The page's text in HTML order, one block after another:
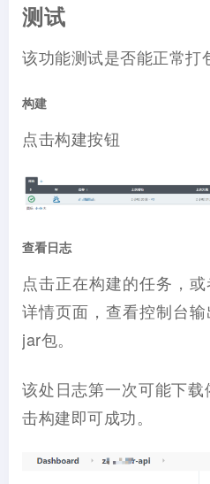
测试
该功能测试是否能正常打
构建
点击构建按钮
查看日志
点击正在构建的任务，
详情页面，查看控制台
jar包。
该处日志第一次可能下
击构建即可成功。